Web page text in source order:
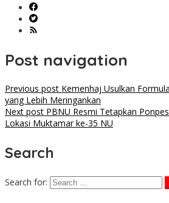
Post navigation
Previous post Kemenhaj Usulkan
yang Lebih Meringankan
Next post PBNU Resmi Tetapkan
Lokasi Muktamar ke-35 NU
Search
Search for: